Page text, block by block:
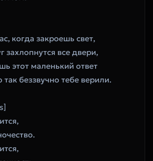
когда закроешь свет,
захлопнутся все двери,
этот маленький ответ
так беззвучно тебе верили.